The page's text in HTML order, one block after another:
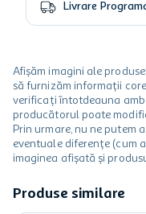
Livrare
Afișăm imagini ale
să furnizăm informații
verificați întotdeauna
producătorul poate
Prin urmare, nu ne putem
eventuale diferențe (cum
imaginea afișată și
Produse similare